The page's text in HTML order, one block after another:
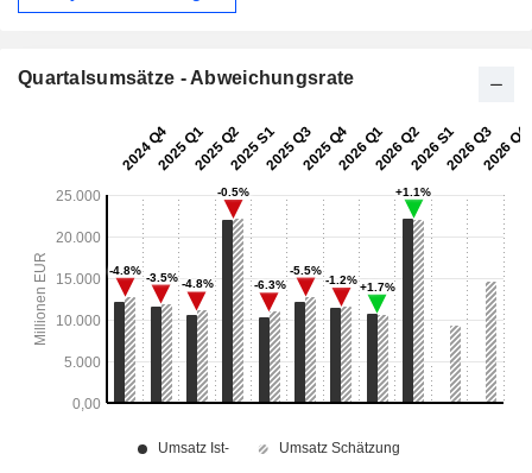
Quartalsumsätze - Abweichungsrate